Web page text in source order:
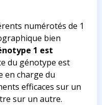
numérotés de 1
bien
1 est
du génotype est
en charge du
efficaces sur un
sur un autre.